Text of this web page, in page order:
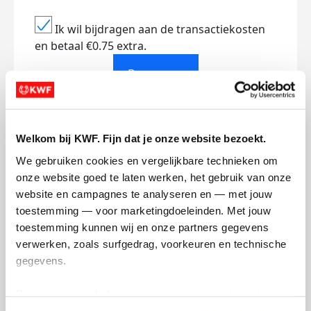
Welkom bij KWF. Fijn dat je onze website bezoekt.
We gebruiken cookies en vergelijkbare technieken om
onze website goed te laten werken, het gebruik van onze
website en campagnes te analyseren en — met jouw
toestemming — voor marketingdoeleinden. Met jouw
toestemming kunnen wij en onze partners gegevens
verwerken, zoals surfgedrag, voorkeuren en technische
gegevens.
Ik wil bijdragen aan de transactiekosten
en betaal €0.75 extra.
Doneer nu
Opgehaald
€309
Streefbedrag
€100
Doneer